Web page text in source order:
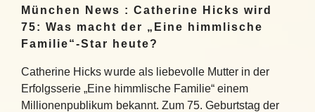
München News : Catherine Hicks wird
75: Was macht der „Eine himmlische
Familie“-Star heute?
Catherine Hicks wurde als liebevolle Mutter in der
Erfolgsserie „Eine himmlische Familie“ einem
Millionenpublikum bekannt. Zum 75. Geburtstag der